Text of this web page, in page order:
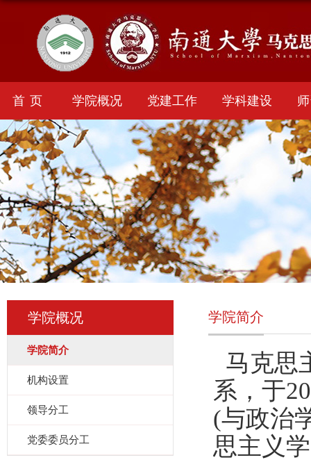
首页 学院概况 党建工作 学科建设
学院概况
学院简介
机构设置
领导分工
党委委员分工
学院简介
马克思
系，于
(与政治
思主义